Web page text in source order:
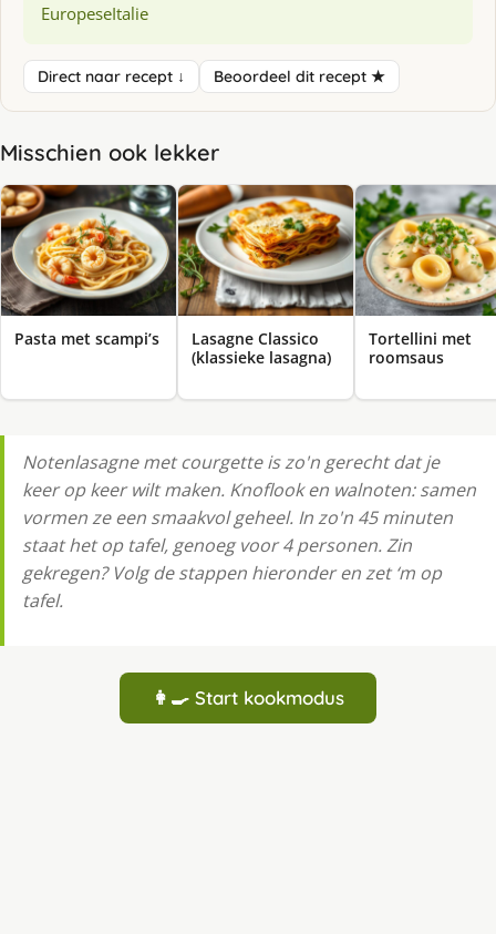
EuropeseItalie
Direct naar recept ↓ Beoordeel dit recept ★
Misschien ook lekker
Pasta met scampi’s
Lasagne Classico
(klassieke lasagna)
Tortellini met
roomsaus
Notenlasagne met courgette is zo'n gerecht dat je
keer op keer wilt maken. Knoflook en walnoten: samen
vormen ze een smaakvol geheel. In zo'n 45 minuten
staat het op tafel, genoeg voor 4 personen. Zin
gekregen? Volg de stappen hieronder en zet ‘m op
tafel.
👩‍🍳 Start kookmodus